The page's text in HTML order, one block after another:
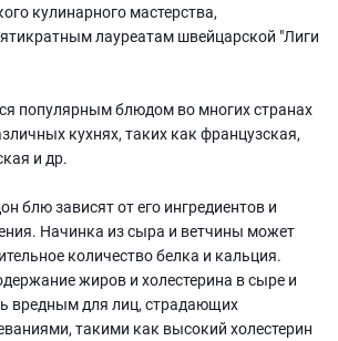
кулинарного мастерства,
лауреатам швейцарской "Лиги
популярным блюдом во многих странах
кухнях, таких как французская,
и др.
блю зависят от его ингредиентов и
Начинка из сыра и ветчины может
количество белка и кальция.
жиров и холестерина в сыре и
вредным для лиц, страдающих
такими как высокий холестерин